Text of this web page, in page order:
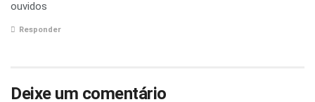
ouvidos
Responder
Deixe um comentário